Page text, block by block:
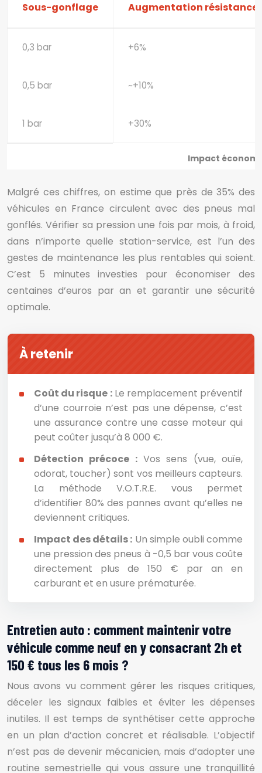
Impact
Sous-gonflage Augmentation résistance
0,3 bar +6%
0,5 bar ~+10%
1 bar +30%
Malgré ces chiffres, on estime que près de 35% des
véhicules en France circulent avec des pneus mal
gonflés. Vérifier sa pression une fois par mois, à froid,
dans n’importe quelle station-service, est l’un des
gestes de maintenance les plus rentables qui soient.
C’est 5 minutes investies pour économiser des
centaines d’euros par an et garantir une sécurité
optimale.
À retenir
Coût du risque :Le remplacement préventif
d’une courroie n’est pas une dépense, c’est
une assurance contre une casse moteur qui
peut coûter jusqu’à 8 000 €.
Détection précoce :Vos sens (vue, ouïe,
odorat, toucher) sont vos meilleurs capteurs.
La méthode V.O.T.R.E. vous permet
d’identifier 80% des pannes avant qu’elles ne
deviennent critiques.
Impact des détails : Un simple oubli comme
une pression des pneus à -0,5 bar vous coûte
directement plus de 150 € par an en
carburant et en usure prématurée.
Entretien auto : comment maintenir votre
véhicule comme neuf en y consacrant 2h et
150 € tous les 6 mois ?
Nous avons vu comment gérer les risques critiques,
déceler les signaux faibles et éviter les dépenses
inutiles. Il est temps de synthétiser cette approche
en un plan d’action concret et réalisable. L’objectif
n’est pas de devenir mécanicien, mais d’adopter une
routine semestrielle qui vous assure une tranquillité